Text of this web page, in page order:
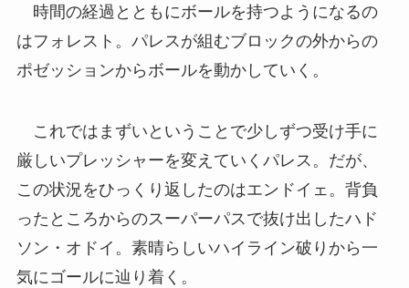
時間の経過とともにボールを持つようになるの
はフォレスト。パレスが組むブロックの外からの
ポゼッションからボールを動かしていく。
これではまずいということで少しずつ受け手に
厳しいプレッシャーを変えていくパレス。だが、
この状況をひっくり返したのはエンドイェ。背負
ったところからのスーパーパスで抜け出したハド
ソン・オドイ。素晴らしいハイライン破りから一
気にゴールに辿り着く。